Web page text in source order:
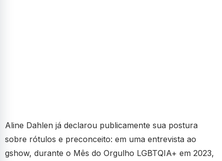
Aline Dahlen já declarou publicamente sua postura
sobre rótulos e preconceito: em uma entrevista ao
gshow, durante o Mês do Orgulho LGBTQIA+ em 2023,